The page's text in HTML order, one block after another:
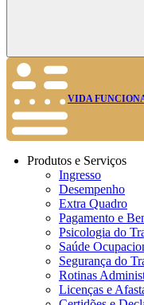
VIDA
Produtos e Serviços
Ingresso
Desempenho
Extra Quadro
Pagamento e
Psicologia do
Saúde
Segurança do
Rotinas
Licenças e